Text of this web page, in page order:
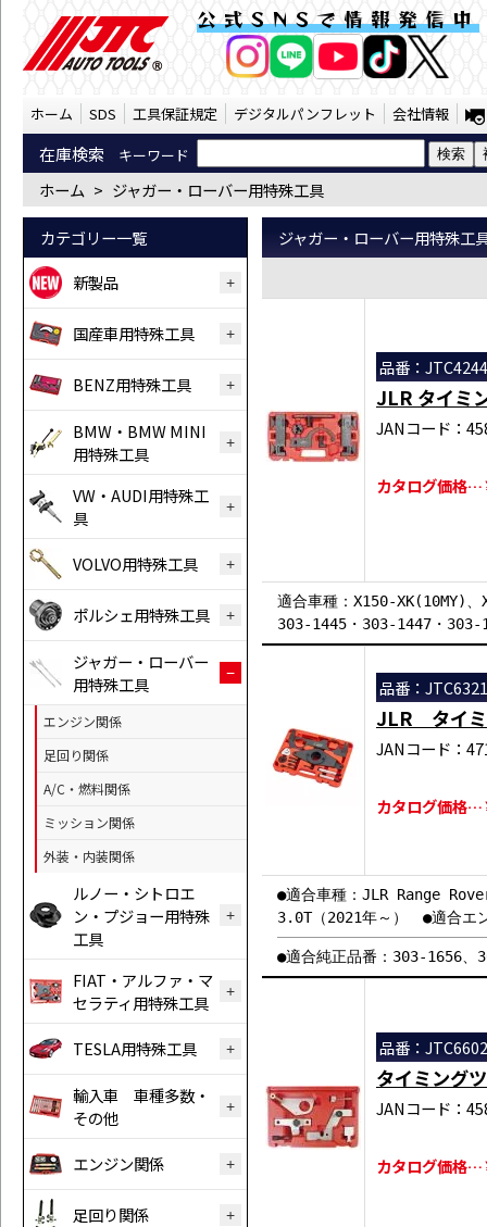
ジャガー・ローバー用特殊工具
公式SNSで情報発信中
ホーム SDS 工具保証規定 デジタルパンフレット 会社情報
在庫検索 キーワード
ホーム > ジャガー・ローバー用特殊工具
カテゴリー一覧
新製品
国産車用特殊工具
BENZ用特殊工具
BMW・BMW MINI
用特殊工具
VW・AUDI用特殊工
具
VOLVO用特殊工具
ポルシェ用特殊工具
ジャガー・ローバー
用特殊工具
エンジン関係
足回り関係
A/C・燃料関係
ミッション関係
外装・内装関係
ルノー・シトロエ
ン・プジョー用特殊
工具
FIAT・アルファ・マ
セラティ用特殊工具
TESLA用特殊工具
輸入車 車種多数・
その他
エンジン関係
足回り関係
ジャガー・ローバー用特殊工
品番：JTC4244
JLR タイミ
JANコード：
カタログ価格
適合車種：X150-XK(10MY)
303-1445・303-1447・
品番：JTC6321
JLR タイミ
JANコード：
カタログ価格
●適合車種：JLR Range
3.0T（2021年～） ●適合
●適合純正品番：303-1656
品番：JTC6602
タイミング
JANコード：
カタログ価格
AI商品コンシェルジ
オンライン